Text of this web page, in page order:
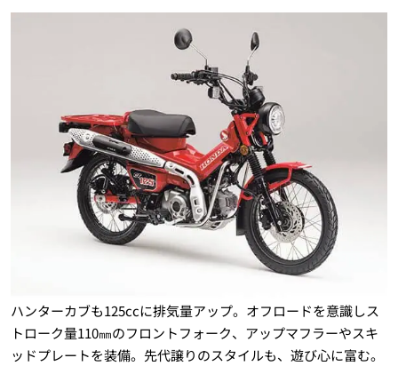
ハンターカブも125ccに排気量アップ。オフロードを意識しス
トローク量110㎜のフロントフォーク、アップマフラーやスキ
ッドプレートを装備。先代譲りのスタイルも、遊び心に富む。